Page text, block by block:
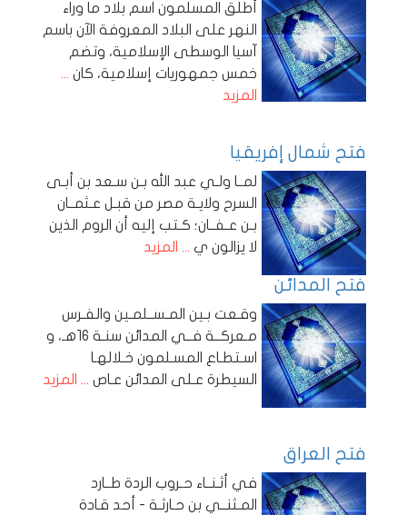
أطلق المسلمون اسم بلاد ما وراء
النهر على البلاد المعروفة الآن باسم
آسيا الوسطى الإسلامية، وتضم
خمس جمهوريات إسلامية، كان ...
المزيد
فتح شمال إفريقيا
لمــا ولـي عبد الله بـن سـعد بن أبـى
السرح ولايـة مصر من قبـل عـثمــان
بـن عـفــان؛ كـتب إليه أن الروم الذين
لا يزالون ي ... المزيد
فتح المدائن
وقـعت بـين المـســلمـين والفـرس
مـعركــة فــي المدائن سنـة 16هـ، و
اسـتطـاع المسـلمون خـلالهـا
السيطرة عـلى المدائن عـاص ... المزيد
فتح العراق
في أثـنــاء حـروب الردة طــارد
المـثنــي بن حـارثـة - أحد قـادة